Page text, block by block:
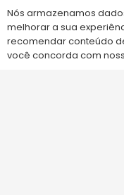
Calçadão
Florianópolis
Nós armazenamos
melhorar a sua
recomendar conteúdo
você concorda com